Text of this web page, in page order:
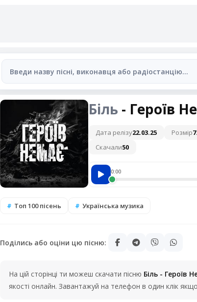
Біль - Героїв
Дата релізу22.03.25 Розмір
Скачали50
0:00
Топ 100 пісень Українська музика
Поділись або оціни цю пісню:
На цій сторінці ти можеш скачати пісню Біль - Героїв
якості онлайн. Завантажуй на телефон в один клік